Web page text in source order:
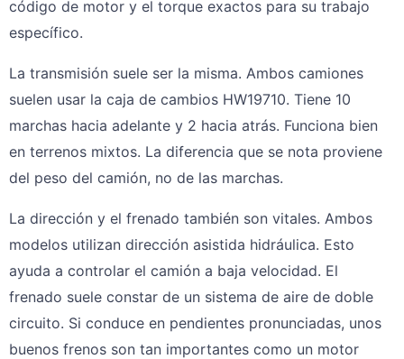
código de motor y el torque exactos para su trabajo
específico.
La transmisión suele ser la misma. Ambos camiones
suelen usar la caja de cambios HW19710. Tiene 10
marchas hacia adelante y 2 hacia atrás. Funciona bien
en terrenos mixtos. La diferencia que se nota proviene
del peso del camión, no de las marchas.
La dirección y el frenado también son vitales. Ambos
modelos utilizan dirección asistida hidráulica. Esto
ayuda a controlar el camión a baja velocidad. El
frenado suele constar de un sistema de aire de doble
circuito. Si conduce en pendientes pronunciadas, unos
buenos frenos son tan importantes como un motor